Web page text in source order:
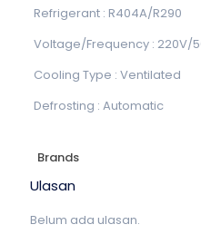
Refrigerant : R404A/R290
Voltage/Frequency : 220V/
Cooling Type : Ventilated
Defrosting : Automatic
Brands
Ulasan
Belum ada ulasan.